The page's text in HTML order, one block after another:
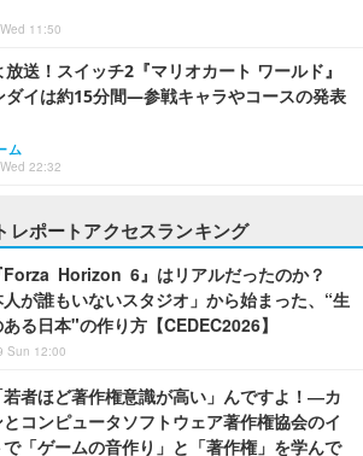
11:50
放送！スイッチ2『マリオカート ワールド』
ダイは約15分間―参戦キャラやコースの発表
ム
22:32
レポートアクセスランキング
Forza Horizon 6』はリアルだったのか？
人が誰もいないスタジオ」から始まった、“生
る日本"の作り方【CEDEC2026】
Sun 12:00
若者ほど著作権意識が高い」んですよ！―カ
とコンピュータソフトウェア著作権協会のイ
で「ゲームの音作り」と「著作権」を学んで